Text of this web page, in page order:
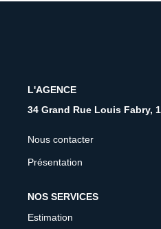
L'AGENCE
34 Grand Rue Louis Fabry,
Nous contacter
Présentation
NOS SERVICES
Estimation